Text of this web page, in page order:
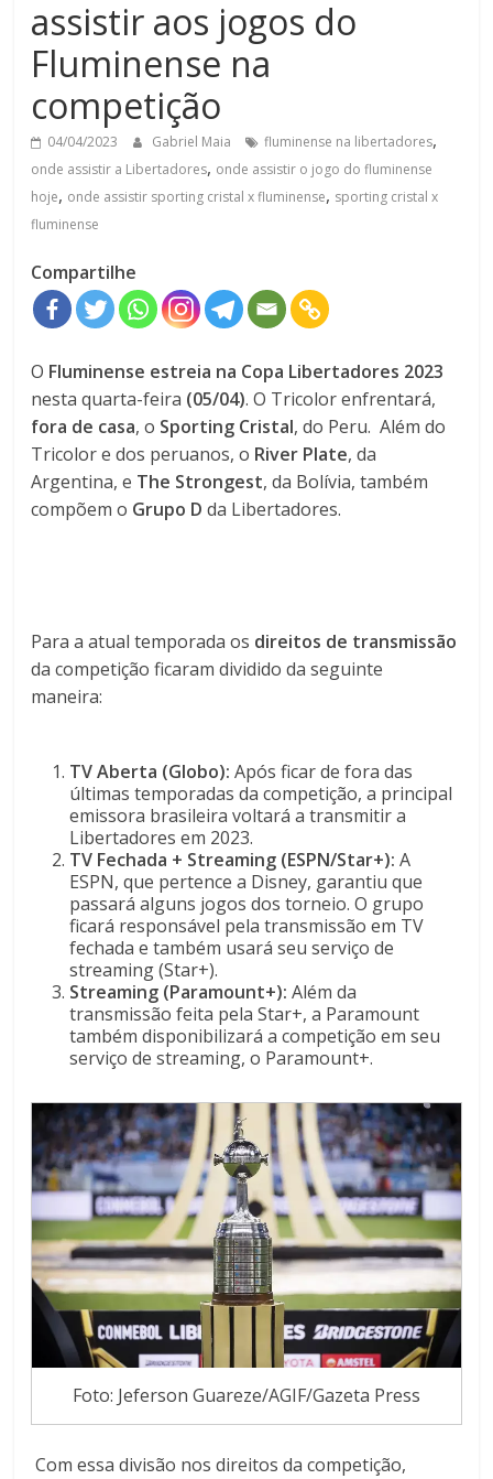
assistir aos jogos do
Fluminense na
competição
04/04/2023 Gabriel Maia fluminense na libertadores,
onde assistir a Libertadores, onde assistir o jogo do fluminense
hoje, onde assistir sporting cristal x fluminense, sporting cristal x
fluminense
Compartilhe
O Fluminense estreia na Copa Libertadores 2023
nesta quarta-feira (05/04). O Tricolor enfrentará,
fora de casa, o Sporting Cristal, do Peru. Além do
Tricolor e dos peruanos, o River Plate, da
Argentina, e The Strongest, da Bolívia, também
compõem o Grupo D da Libertadores.
Para a atual temporada os direitos de transmissão
da competição ficaram dividido da seguinte
maneira:
TV Aberta (Globo): Após ficar de fora das
últimas temporadas da competição, a principal
emissora brasileira voltará a transmitir a
Libertadores em 2023.
TV Fechada + Streaming (ESPN/Star+): A
ESPN, que pertence a Disney, garantiu que
passará alguns jogos dos torneio. O grupo
ficará responsável pela transmissão em TV
fechada e também usará seu serviço de
streaming (Star+).
Streaming (Paramount+): Além da
transmissão feita pela Star+, a Paramount
também disponibilizará a competição em seu
serviço de streaming, o Paramount+.
Foto: Jeferson Guareze/AGIF/Gazeta Press
Com essa divisão nos direitos da competição,